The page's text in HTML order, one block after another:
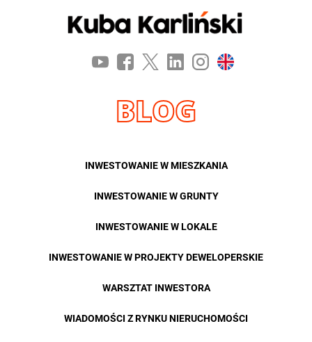
BLOG
INWESTOWANIE W MIESZKANIA
INWESTOWANIE W GRUNTY
INWESTOWANIE W LOKALE
INWESTOWANIE W PROJEKTY DEWELOPERSKIE
WARSZTAT INWESTORA
WIADOMOŚCI Z RYNKU NIERUCHOMOŚCI